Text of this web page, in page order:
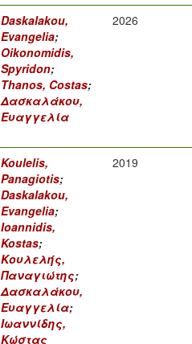
Daskalakou,
Evangelia;
Oikonomidis,
Spyridon;
Thanos, Costas;
Δασκαλάκου,
Ευαγγελία
2026
Koulelis,
Panagiotis;
Daskalakou,
Evangelia;
Ioannidis,
Kostas;
Κουλελής,
Παναγιώτης;
Δασκαλάκου,
Ευαγγελία;
Ιωαννίδης,
Κώστας
2019